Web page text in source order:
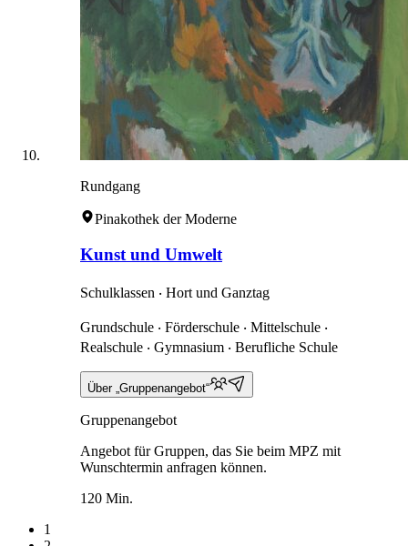
Rundgang
Pinakothek der Moderne
Kunst und Umwelt
Schulklassen ‧ Hort und Ganztag
Grundschule ‧ Förderschule ‧ Mittelschule ‧
Realschule ‧ Gymnasium ‧ Berufliche Schule
Über „Gruppenangebot“
Gruppenangebot
Angebot für Gruppen, das Sie beim MPZ mit
Wunschtermin anfragen können.
120 Min.
1